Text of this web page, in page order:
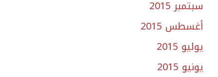
سبتمبر 2015
أغسطس 2015
يوليو 2015
يونيو 2015